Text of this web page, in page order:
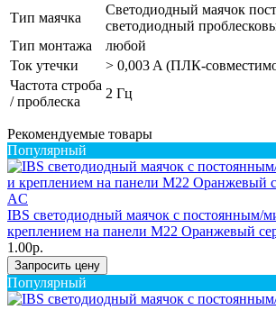
Тип маячка
Светодиодный маячок
светодиодный
Тип монтажа
любой
Ток утечки
> 0,003 A (ПЛК-
Частота строба
/ проблеска
2 Гц
Рекомендуемые товары
Популярный
IBS светодиодный маячок с постоянным/
креплением на панели M22 Оранжевый
1.00р.
Запросить цену
Популярный